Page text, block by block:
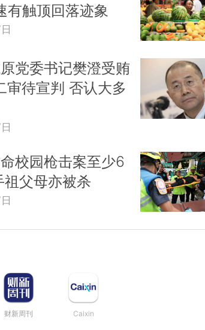
有触顶回落迹象
党委书记樊澄受贿
审待宣判 否认大多
校园枪击案至少6
祖父母亦被杀
财新周刊 Caixin